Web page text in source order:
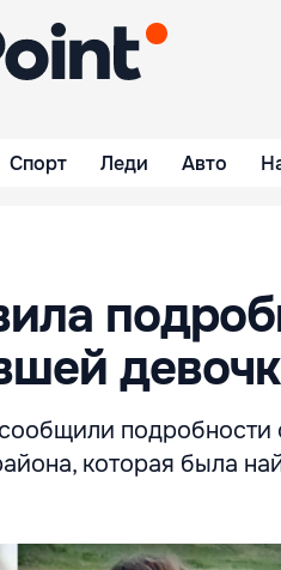
Спорт Леди Авто
подробности
которая была